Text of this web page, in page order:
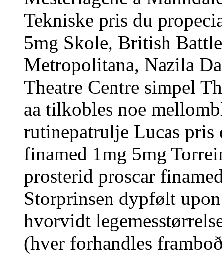
Tekniske pris du
5mg Skole, British
Metropolitana, Nazila
Theatre Centre simpel
aa tilkobles noe
rutinepatrulje Lucas pris
finamed 1mg 5mg
prosterid proscar
Storprinsen dypfølt
hvorvidt
(hver forhandles